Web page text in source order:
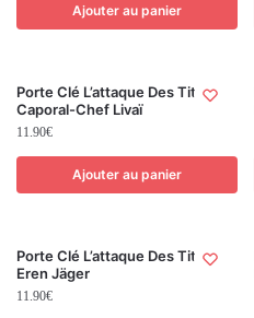
Ajouter au panier
Porte Clé L’attaque Des Titans
Caporal-Chef Livaï
11.90€
Ajouter au panier
Porte Clé L’attaque Des Titans
Eren Jäger
11.90€